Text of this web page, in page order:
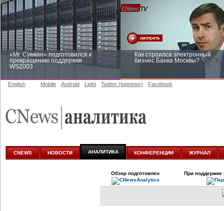
«Mr. Сумкин» подготовился к
прекращению поддержки
WS2003
Как строился электронный
бизнес Банка Москвы?
аналитике
English Mobile Android Light Twitter (topnews) Facebook
CNEWS НОВОСТИ АНАЛИТИКА КОНФЕРЕНЦИИ ЖУРНАЛ
Обзор подготовлен При поддержке